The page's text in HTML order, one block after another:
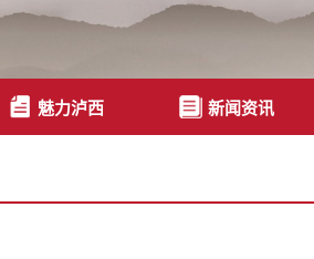
魅力泸西 新闻资讯